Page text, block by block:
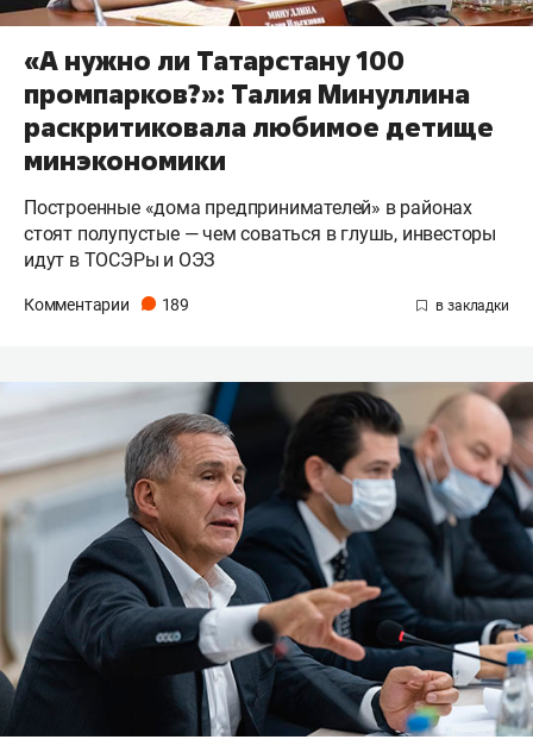
«А нужно ли Татарстану 100
промпарков?»: Талия Минуллина
раскритиковала любимое детище
минэкономики
Построенные «дома предпринимателей» в районах
стоят полупустые — чем соваться в глушь, инвесторы
идут в ТОСЭРы и ОЭЗ
Комментарии 189